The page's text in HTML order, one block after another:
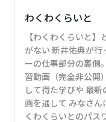
わくわくらいと
【わくわくらいと
がない 新井佑典が
ーの仕事部分の裏側
習動画（完全非公開
して得た学びや 最
画を通して みなさ
くわくらいとのパス